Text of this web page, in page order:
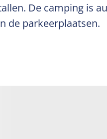
De camping is
de parkeerplaatsen.